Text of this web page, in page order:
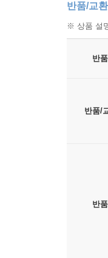
반품/교
※ 상품 설
반
반품/
반